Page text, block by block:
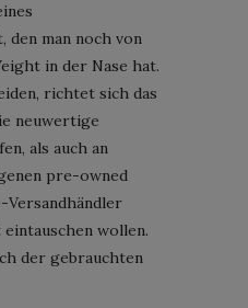
den man noch von
in der Nase hat.
richtet sich das
neuwertige
als auch an
pre-owned
Versandhändler
wollen.
der gebrauchten